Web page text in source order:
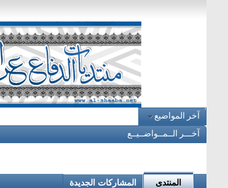
آخر المواضيع
آخـــر الــمــواضــيــع
المنتدى
المشاركات الجديدة